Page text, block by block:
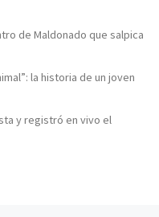
de Maldonado que salpica
la historia de un joven
y registró en vivo el